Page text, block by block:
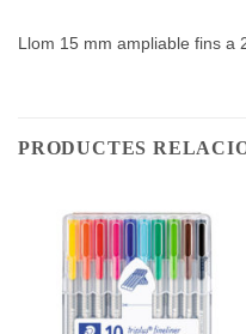
Llom 15 mm ampliable fins a
PRODUCTES